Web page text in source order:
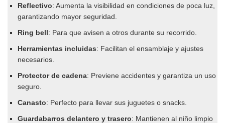
Reflectivo: Aumenta la visibilidad en condiciones de poca luz,
garantizando mayor seguridad.
Ring bell: Para que avisen a otros durante su recorrido.
Herramientas incluidas: Facilitan el ensamblaje y ajustes
necesarios.
Protector de cadena: Previene accidentes y garantiza un uso
seguro.
Canasto: Perfecto para llevar sus juguetes o snacks.
Guardabarros delantero y trasero: Mantienen al niño limpio